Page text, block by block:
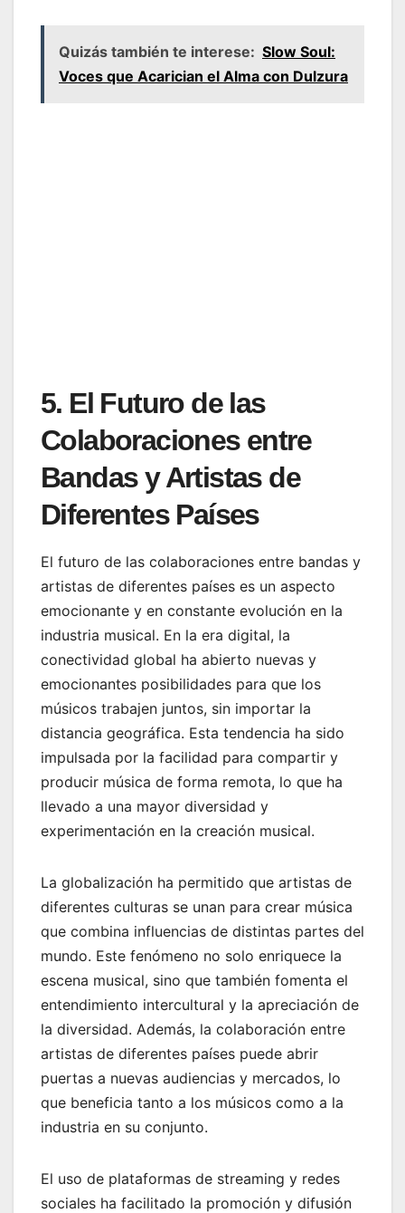
Quizás también te interese: Slow Soul:
Voces que Acarician el Alma con Dulzura
5. El Futuro de las
Colaboraciones entre
Bandas y Artistas de
Diferentes Países
El futuro de las colaboraciones entre bandas y
artistas de diferentes países es un aspecto
emocionante y en constante evolución en la
industria musical. En la era digital, la
conectividad global ha abierto nuevas y
emocionantes posibilidades para que los
músicos trabajen juntos, sin importar la
distancia geográfica. Esta tendencia ha sido
impulsada por la facilidad para compartir y
producir música de forma remota, lo que ha
llevado a una mayor diversidad y
experimentación en la creación musical.
La globalización ha permitido que artistas de
diferentes culturas se unan para crear música
que combina influencias de distintas partes del
mundo. Este fenómeno no solo enriquece la
escena musical, sino que también fomenta el
entendimiento intercultural y la apreciación de
la diversidad. Además, la colaboración entre
artistas de diferentes países puede abrir
puertas a nuevas audiencias y mercados, lo
que beneficia tanto a los músicos como a la
industria en su conjunto.
El uso de plataformas de streaming y redes
sociales ha facilitado la promoción y difusión